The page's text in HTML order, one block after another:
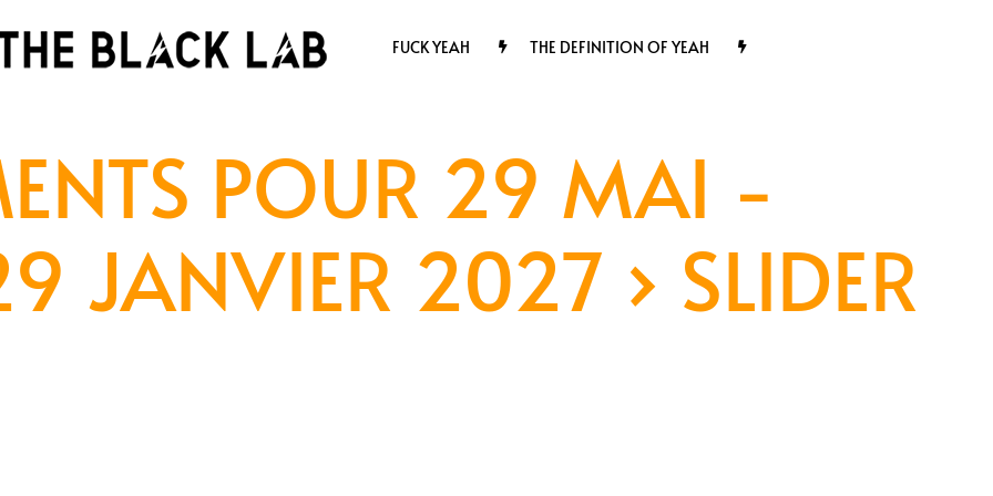
FUCK YEAH THE DEFINITION OF YEAH
POUR 29 MAI -
JANVIER 2027 › SLIDER